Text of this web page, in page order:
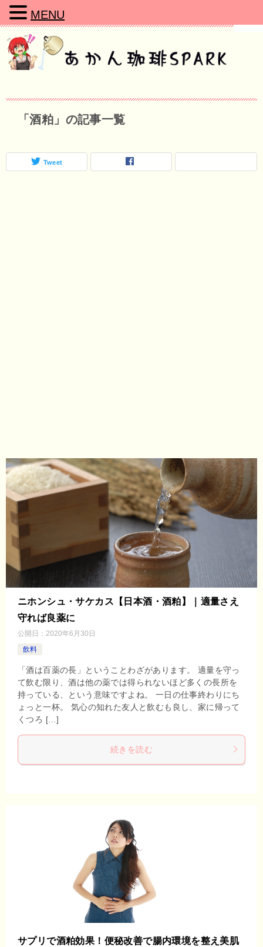
「酒粕」の記事一覧
Tweet
ニホンシュ・サケカス【日本酒・酒粕】｜適量さえ
守れば良薬に
公開日： 2020年6月30日
飲料
「酒は百薬の長」ということわざがあります。 適量を守っ
て飲む限り、酒は他の薬では得られないほど多くの長所を
持っている、という意味ですよね。 一日の仕事終わりにち
ょっと一杯。 気心の知れた友人と飲むも良し、家に帰って
くつろ […]
続きを読む
サプリで酒粕効果！便秘改善で腸内環境を整え美肌
MENU